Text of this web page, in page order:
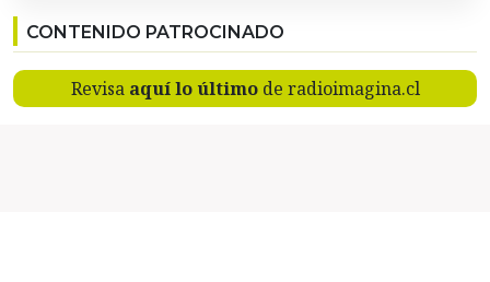
CONTENIDO PATROCINADO
Revisa aquí lo últimode radioimagina.cl